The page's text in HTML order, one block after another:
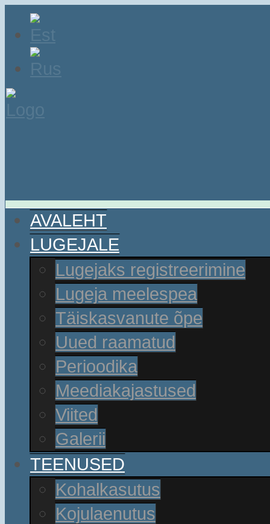
AVALEHT
LUGEJALE
Lugejaks registreerimine
Lugeja meelespea
Täiskasvanute õpe
Uued raamatud
Perioodika
Meediakajastused
Viited
Galerii
TEENUSED
Kohalkasutus
Kojulaenutus